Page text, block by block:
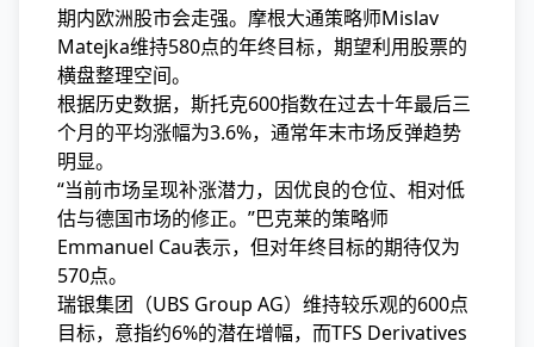
期内欧洲股市会走强。摩根大通策略师Mislav
Matejka维持580点的年终目标，期望利用股票的
横盘整理空间。
根据历史数据，斯托克600指数在过去十年最后三
个月的平均涨幅为3.6%，通常年末市场反弹趋势
明显。
“当前市场呈现补涨潜力，因优良的仓位、相对低
估与德国市场的修正。”巴克莱的策略师
Emmanuel Cau表示，但对年终目标的期待仅为
570点。
瑞银集团（UBS Group AG）维持较乐观的600点
目标，意指约6%的潜在增幅，而TFS Derivatives